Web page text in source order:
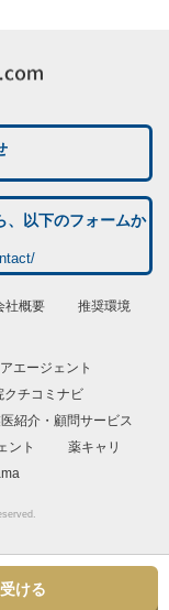
ける
、以下のフォームか
社概要
推奨環境
エージェント
クチコミナビ
紹介・顧問サービス
ント
薬キャリ